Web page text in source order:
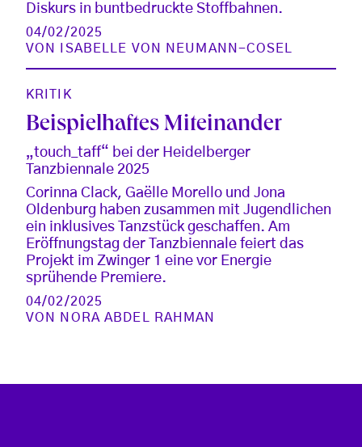
Diskurs in buntbedruckte Stoffbahnen.
04/02/2025
VON
ISABELLE VON NEUMANN-COSEL
KRITIK
Beispielhaftes Miteinander
„touch_taff“ bei der Heidelberger
Tanzbiennale 2025
Corinna Clack, Gaëlle Morello und Jona
Oldenburg haben zusammen mit Jugendlichen
ein inklusives Tanzstück geschaffen. Am
Eröffnungstag der Tanzbiennale feiert das
Projekt im Zwinger 1 eine vor Energie
sprühende Premiere.
04/02/2025
VON
NORA ABDEL RAHMAN